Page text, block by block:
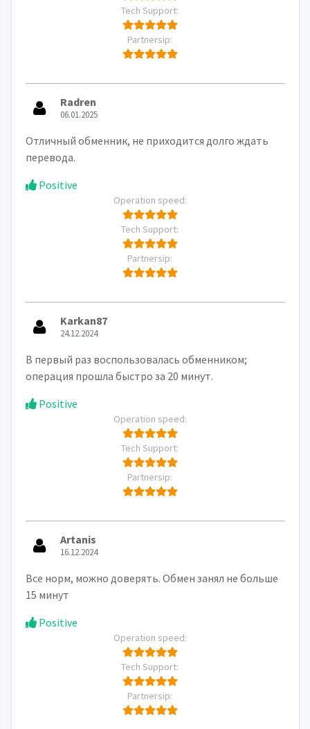
Tech Support:
Partnersip:
Radren
06.01.2025
Отличный обменник, не приходится долго ждать
перевода.
Positive
Operation speed:
Tech Support:
Partnersip:
Karkan87
24.12.2024
В первый раз воспользовалась обменником;
операция прошла быстро за 20 минут.
Positive
Operation speed:
Tech Support:
Partnersip:
Artanis
16.12.2024
Все норм, можно доверять. Обмен занял не больше
15 минут
Positive
Operation speed:
Tech Support:
Partnersip: